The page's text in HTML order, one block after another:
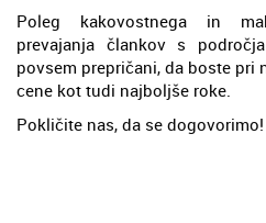
Poleg kakovostnega in
prevajanja člankov s
povsem prepričani, da boste
cene kot tudi najboljše roke.
Pokličite nas, da se dogovorimo!